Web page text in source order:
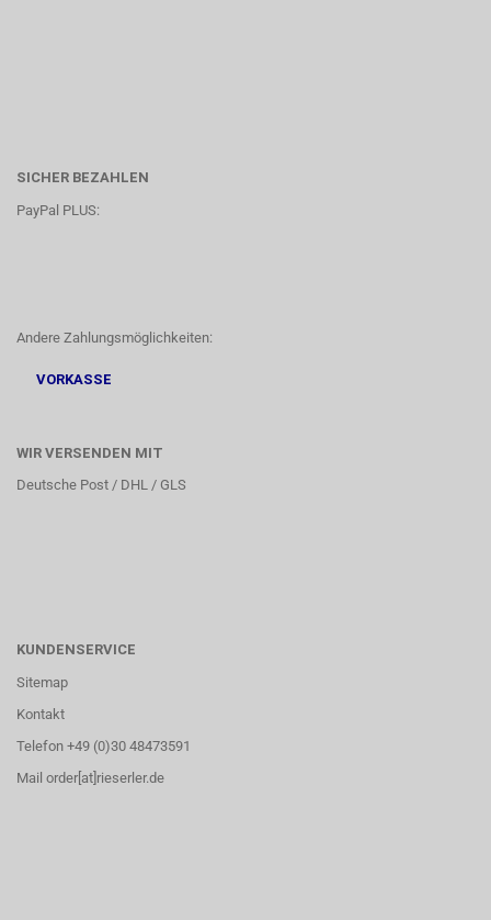
SICHER BEZAHLEN
PayPal PLUS:
Andere Zahlungsmöglichkeiten:
VORKASSE
WIR VERSENDEN MIT
Deutsche Post / DHL / GLS
KUNDENSERVICE
Sitemap
Kontakt
Telefon +49 (0)30 48473591
Mail order[at]rieserler.de